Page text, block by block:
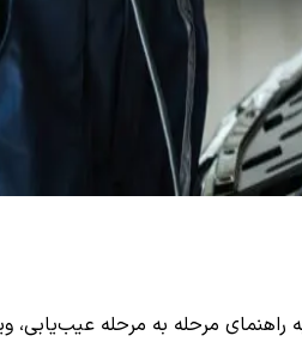
مرحله به مرحله عیب‌یابی،